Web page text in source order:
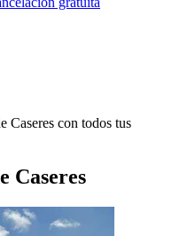
Caseres con todos tus
Caseres